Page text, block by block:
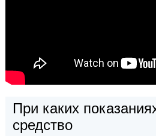
При каких
средство